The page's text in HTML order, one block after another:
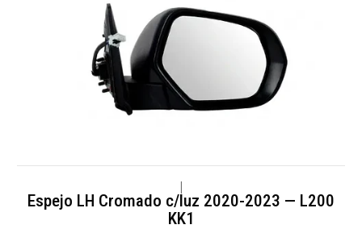
Espejo LH Cromado c/luz 2020-2023 — L200
KK1